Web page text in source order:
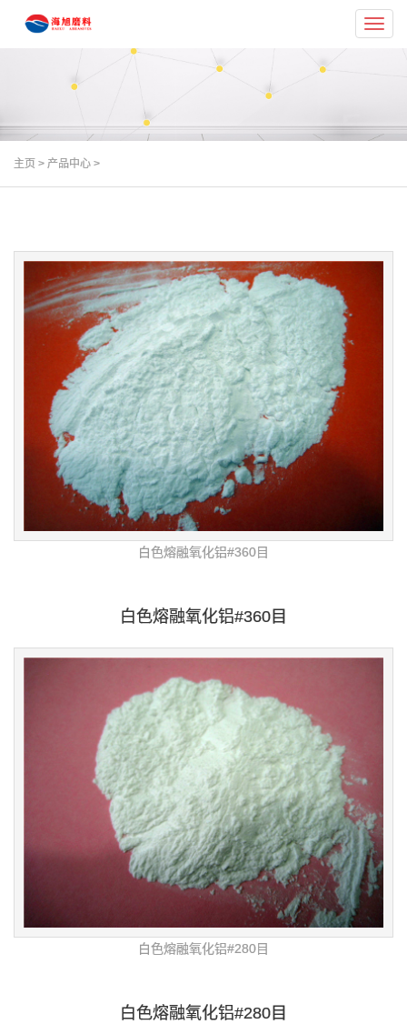
主页 > 产品中心 >
白色熔融氧化铝#360目
白色熔融氧化铝#360目
白色熔融氧化铝#280目
白色熔融氧化铝#280目